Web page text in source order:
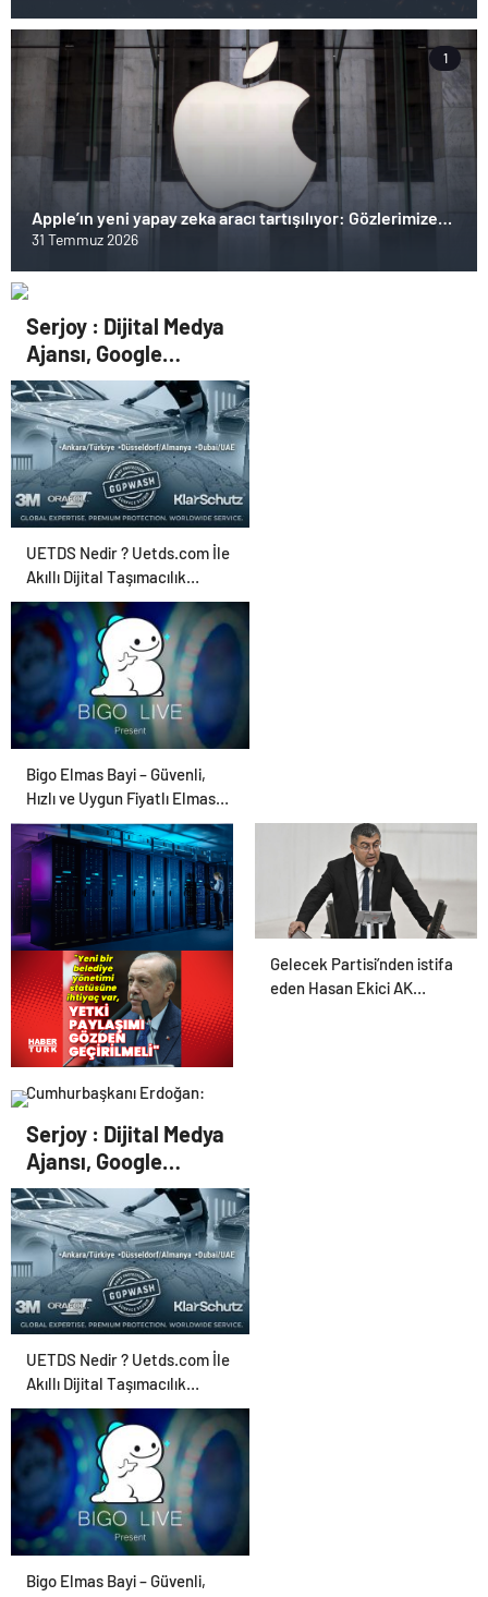
1
Apple’ın yeni yapay zeka aracı tartışılıyor: Gözlerimize
artık güvenebilir miyiz?
31 Temmuz 2026
Serjoy : Dijital Medya
Ajansı, Google
Reklam Ajansı, SEO
Ajansı ve Web
Tasarım Ajansı
UETDS Nedir ? Uetds.com İle
Akıllı Dijital Taşımacılık
Yazılımı
Bigo Elmas Bayi – Güvenli,
Hızlı ve Uygun Fiyatlı Elmas
Satın Almanın Yeni Adresi
Datahost İle Güvenilir
Sunucu Hizmetleri
Gelecek Partisi’nden istifa
eden Hasan Ekici AK
Cumhurbaşkanı Erdoğan:
statüsüne ihtiyaç var
Serjoy : Dijital Medya
Ajansı, Google
Reklam Ajansı, SEO
Ajansı ve Web
Tasarım Ajansı
UETDS Nedir ? Uetds.com İle
Akıllı Dijital Taşımacılık
Yazılımı
Bigo Elmas Bayi – Güvenli,